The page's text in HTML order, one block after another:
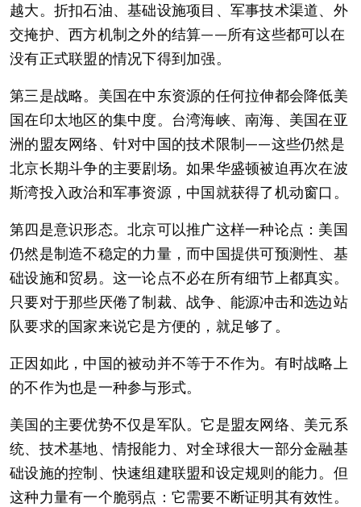
越大。折扣石油、基础设施项目、军事技术渠道、外
交掩护、西方机制之外的结算——所有这些都可以在
没有正式联盟的情况下得到加强。
第三是战略。美国在中东资源的任何拉伸都会降低美
国在印太地区的集中度。台湾海峡、南海、美国在亚
洲的盟友网络、针对中国的技术限制——这些仍然是
北京长期斗争的主要剧场。如果华盛顿被迫再次在波
斯湾投入政治和军事资源，中国就获得了机动窗口。
第四是意识形态。北京可以推广这样一种论点：美国
仍然是制造不稳定的力量，而中国提供可预测性、基
础设施和贸易。这一论点不必在所有细节上都真实。
只要对于那些厌倦了制裁、战争、能源冲击和选边站
队要求的国家来说它是方便的，就足够了。
正因如此，中国的被动并不等于不作为。有时战略上
的不作为也是一种参与形式。
美国的主要优势不仅是军队。它是盟友网络、美元系
统、技术基地、情报能力、对全球很大一部分金融基
础设施的控制、快速组建联盟和设定规则的能力。但
这种力量有一个脆弱点：它需要不断证明其有效性。